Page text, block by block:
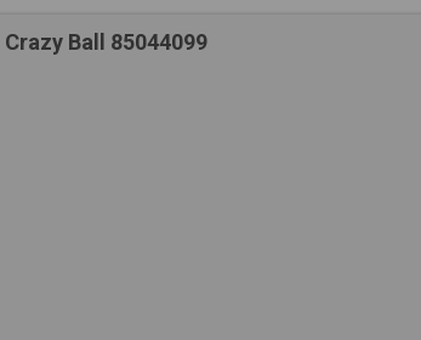
Ball 85044099